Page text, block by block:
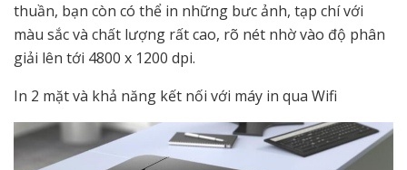
thuần, bạn còn có thể in những bưc ảnh, tạp chí với
màu sắc và chất lượng rất cao, rõ nét nhờ vào độ phân
giải lên tới 4800 x 1200 dpi.
In 2 mặt và khả năng kết nối với máy in qua Wifi